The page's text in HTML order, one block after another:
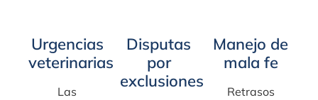
Urgencias
veterinarias
Las
Disputas
por
exclusiones
Manejo de
mala fe
Retrasos